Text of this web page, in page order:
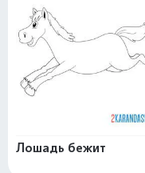
Лошадь бежит